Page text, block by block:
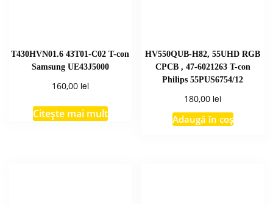
T430HVN01.6 43T01-C02 T-con
Samsung UE43J5000
160,00 lei
Citește mai mult
HV550QUB-H82, 55UHD RGB
CPCB , 47-6021263 T-con
Philips 55PUS6754/12
180,00 lei
Adaugă în coș